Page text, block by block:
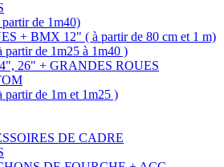
de 1m40)
+ BMX 12" ( à partir de 80 cm et 1 m)
de 1m25 à 1m40 )
26" + GRANDES ROUES
de 1m et 1m25 )
DE CADRE